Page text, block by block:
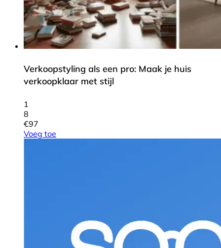
Verkoopstyling als een pro: Maak je huis
verkoopklaar met stijl
1
8
€97
Voeg toe